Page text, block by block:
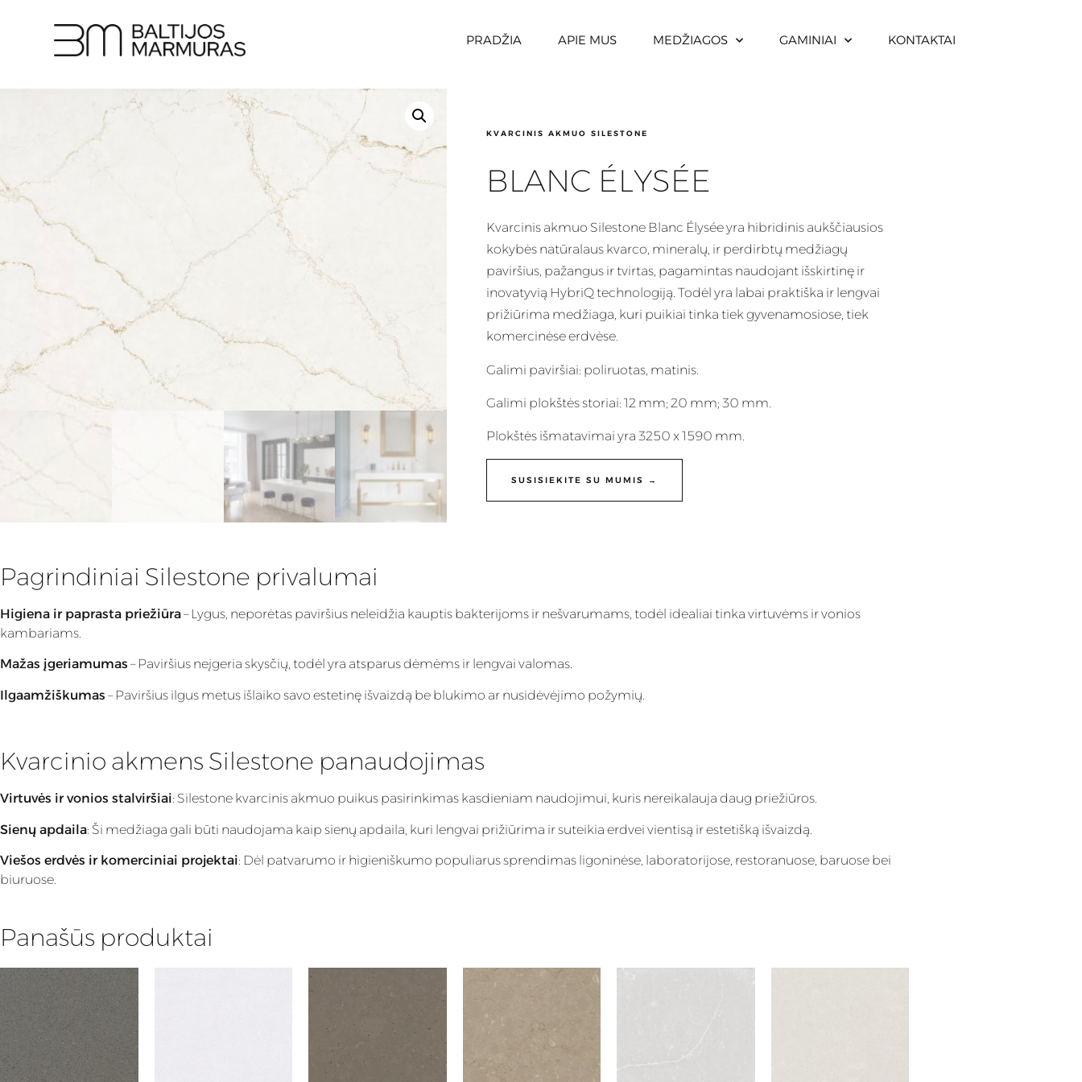
PRADŽIA APIE MUS MEDŽIAGOS GAMINIAI KONTAKTAI
KVARCINIS AKMUO SILESTONE
BLANC ÉLYSÉE
Kvarcinis akmuo Silestone Blanc Élysée yra hibridinis aukščiausios
kokybės natūralaus kvarco, mineralų, ir perdirbtų medžiagų
paviršius, pažangus ir tvirtas, pagamintas naudojant išskirtinę ir
inovatyvią HybriQ technologiją. Todėl yra labai praktiška ir lengvai
prižiūrima medžiaga, kuri puikiai tinka tiek gyvenamosiose, tiek
komercinėse erdvėse.
Galimi paviršiai: poliruotas, matinis.
Galimi plokštės storiai: 12 mm; 20 mm; 30 mm.
Plokštės išmatavimai yra 3250 x 1590 mm.
SUSISIEKITE SU MUMIS →
Pagrindiniai Silestone privalumai
Higiena ir paprasta priežiūra– Lygus, neporėtas paviršius neleidžia kauptis bakterijoms ir nešvarumams, todėl idealiai tinka virtuvėms ir vonios
kambariams.
Mažas įgeriamumas – Paviršius neįgeria skysčių, todėl yra atsparus dėmėms ir lengvai valomas.
Ilgaamžiškumas – Paviršius ilgus metus išlaiko savo estetinę išvaizdą be blukimo ar nusidėvėjimo požymių.
Kvarcinio akmens Silestone panaudojimas
Virtuvės ir vonios stalviršiai: Silestone kvarcinis akmuo puikus pasirinkimas kasdieniam naudojimui, kuris nereikalauja daug priežiūros.
Sienų apdaila: Ši medžiaga gali būti naudojama kaip sienų apdaila, kuri lengvai prižiūrima ir suteikia erdvei vientisą ir estetišką išvaizdą.
Viešos erdvės ir komerciniai projektai: Dėl patvarumo ir higieniškumo populiarus sprendimas ligoninėse, laboratorijose, restoranuose, baruose bei
biuruose.
Panašūs produktai